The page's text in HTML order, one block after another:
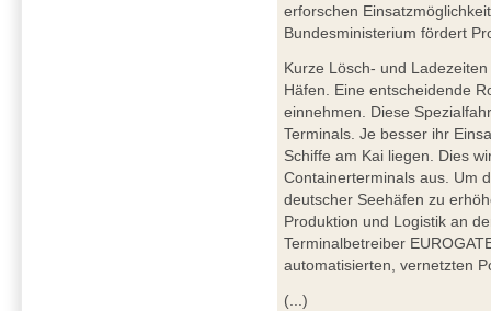
erforschen
Bundesministerium fördert
Kurze Lösch- und
Häfen. Eine entscheidende
einnehmen. Diese
Terminals. Je besser ihr
Schiffe am Kai liegen. Dies
Containerterminals aus. Um
deutscher Seehäfen zu
Produktion und Logistik an
Terminalbetreiber
automatisierten, vernetzten
(...)